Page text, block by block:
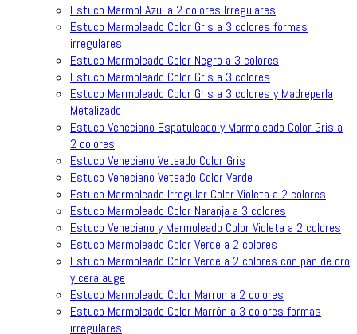
Estuco Marmol Azul a 2 colores Irregulares
Estuco Marmoleado Color Gris a 3 colores formas
irregulares
Estuco Marmoleado Color Negro a 3 colores
Estuco Marmoleado Color Gris a 3 colores
Estuco Marmoleado Color Gris a 3 colores y Madreperla
Metalizado
Estuco Veneciano Espatuleado y Marmoleado Color Gris a
2 colores
Estuco Veneciano Veteado Color Gris
Estuco Veneciano Veteado Color Verde
Estuco Marmoleado Irregular Color Violeta a 2 colores
Estuco Marmoleado Color Naranja a 3 colores
Estuco Veneciano y Marmoleado Color Violeta a 2 colores
Estuco Marmoleado Color Verde a 2 colores
Estuco Marmoleado Color Verde a 2 colores con pan de oro
y cera auge
Estuco Marmoleado Color Marron a 2 colores
Estuco Marmoleado Color Marrón a 3 colores formas
irregulares